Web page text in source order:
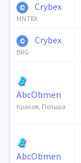
Crybex
MNTRX
Crybex
BRG
AbcObmen
Краков, Польша
AbcObmen